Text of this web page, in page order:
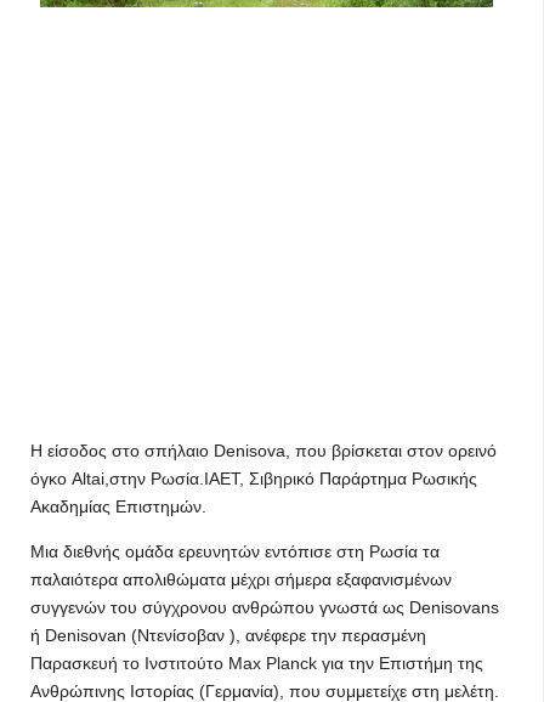
Η είσοδος στο σπήλαιο Denisova, που βρίσκεται στον ορεινό
όγκο Altai,στην Ρωσία.IAET, Σιβηρικό Παράρτημα Ρωσικής
Ακαδημίας Επιστημών.
Μια διεθνής ομάδα ερευνητών εντόπισε στη Ρωσία τα
παλαιότερα απολιθώματα μέχρι σήμερα εξαφανισμένων
συγγενών του σύγχρονου ανθρώπου γνωστά ως Denisovans
ή Denisovan (Ντενίσοβαν ), ανέφερε την περασμένη
Παρασκευή το Ινστιτούτο Max Planck για την Επιστήμη της
Ανθρώπινης Ιστορίας (Γερμανία), που συμμετείχε στη μελέτη.